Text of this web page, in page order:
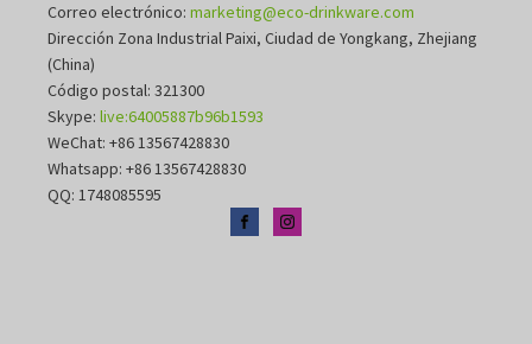
Correo electrónico: marketing@eco-drinkware.com
Dirección Zona Industrial Paixi, Ciudad de Yongkang, Zhejiang
(China)
Código postal: 321300
Skype: live:64005887b96b1593
WeChat: +86 13567428830
Whatsapp: +86 13567428830
QQ: 1748085595